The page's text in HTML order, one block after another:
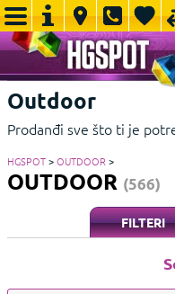
Outdoor
Prodanđi sve što ti je
HGSPOT>OUTDOOR >
OUTDOOR (566)
FILTERI